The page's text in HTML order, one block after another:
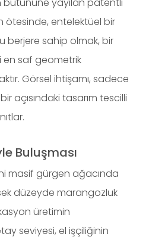
ötesinde, entelektüel bir
berjere sahip olmak, bir
en saf geometrik
Görsel ihtişamı, sadece
açısındaki tasarım tescilli
Buluşması
masif gürgen ağacında
düzeyde marangozluk
üretimin
seviyesi, el işçiliğinin